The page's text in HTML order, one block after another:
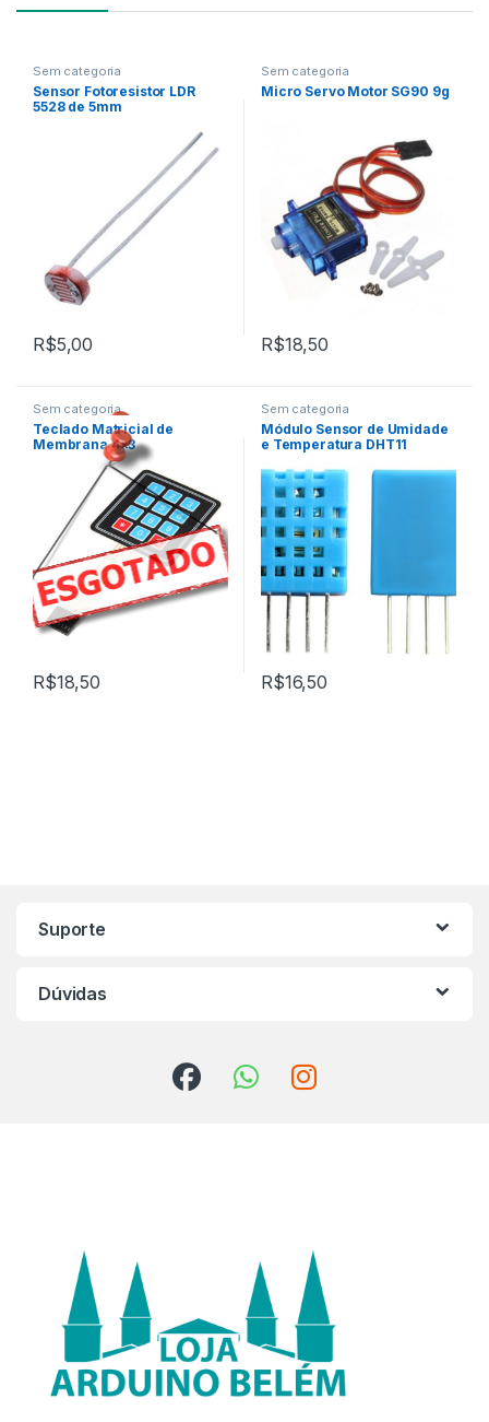
Sem categoria
Sensor Fotoresistor LDR
5528 de 5mm
R$5,00
Sem categoria
Micro Servo Motor SG90 9g
R$18,50
Sem categoria
Teclado Matricial de
Membrana 4×3
R$18,50
Sem categoria
Módulo Sensor de Umidade
e Temperatura DHT11
R$16,50
Suporte
Dúvidas